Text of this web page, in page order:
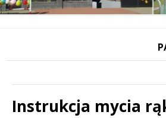
Instrukcja mycia